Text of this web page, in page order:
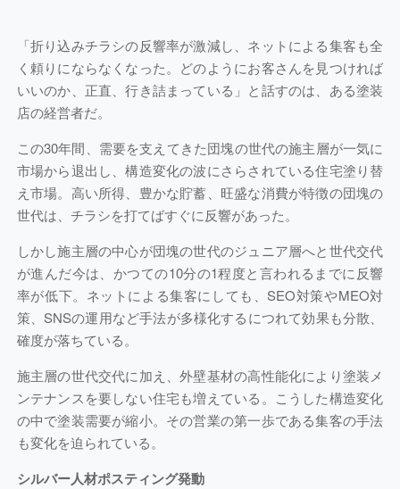
「折り込みチラシの反響率が激減し、ネットによる集客も全
く頼りにならなくなった。どのようにお客さんを見つければ
いいのか、正直、行き詰まっている」と話すのは、ある塗装
店の経営者だ。
この30年間、需要を支えてきた団塊の世代の施主層が一気に
市場から退出し、構造変化の波にさらされている住宅塗り替
え市場。高い所得、豊かな貯蓄、旺盛な消費が特徴の団塊の
世代は、チラシを打てばすぐに反響があった。
しかし施主層の中心が団塊の世代のジュニア層へと世代交代
が進んだ今は、かつての10分の1程度と言われるまでに反響
率が低下。ネットによる集客にしても、SEO対策やMEO対
策、SNSの運用など手法が多様化するにつれて効果も分散、
確度が落ちている。
施主層の世代交代に加え、外壁基材の高性能化により塗装メ
ンテナンスを要しない住宅も増えている。こうした構造変化
の中で塗装需要が縮小。その営業の第一歩である集客の手法
も変化を迫られている。
シルバー人材ポスティング発動